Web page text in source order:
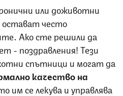
или доживотни
остават често
Ако сте решили да
- поздравления! Тези
спътници и могат да
качество на
им се лекува и управлява